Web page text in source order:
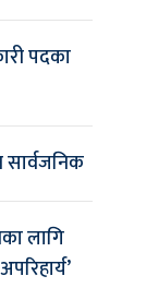
पदका
लागि